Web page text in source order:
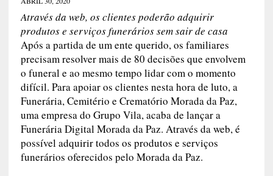
produtos e serviços funerários sem sair de casa
Após a partida de um ente querido, os familiares
precisam resolver mais de 80 decisões que
envolvem o funeral e ao mesmo tempo lidar com
o momento difícil. Para apoiar os clientes nesta
hora de luto, a Funerária, Cemitério e Crematório
Morada da Paz, uma empresa do Grupo Vila,
acaba de lançar a Funerária Digital Morada da
Paz. Através da web, é possível adquirir todos os
produtos e serviços funerários oferecidos pelo
Morada da Paz.